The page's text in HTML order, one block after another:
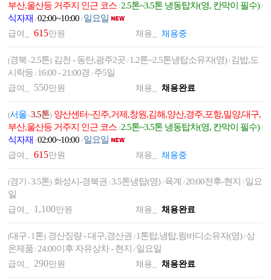
부산,울산등 거주지 인근 코스/ 2.5톤~3.5톤 냉동탑차(영, 칸막이 필수)/
식자재/02:00~10:00/ 일요일
급여_615만원 채용_ 채용중
(경북-2.5톤) 김천 - 동탄,광주2곳/ 1.2톤~2.5톤냉탑소유자(영)/ 김밥,도
시락등/ 16:00 - 21:00경/ 주5일
급여_ 550만원 채용_ 채용완료
(서울-3.5톤) 양산센터~진주,거제,창원,김해,양산,경주,포항,밀양,대구,
부산,울산등 거주지 인근 코스/ 2.5톤~3.5톤 냉동탑차(영, 칸막이 필수)/
식자재/02:00~10:00/ 일요일
급여_615만원 채용_ 채용중
(경기 -3.5톤) 화성시-경북권/3.5톤냉탑(영)/ 육계/ 20:00전후-현지/ 일요
일
급여_ 1,100만원 채용_ 채용완료
(대구-1톤) 경산징량 - 대구,경산권/ 1톤탑,냉탑,윙바디소유자(영)/ 상
온제품/ 24:00이후 자유상차 - 현지/ 일요일
급여_290만원 채용_ 채용완료